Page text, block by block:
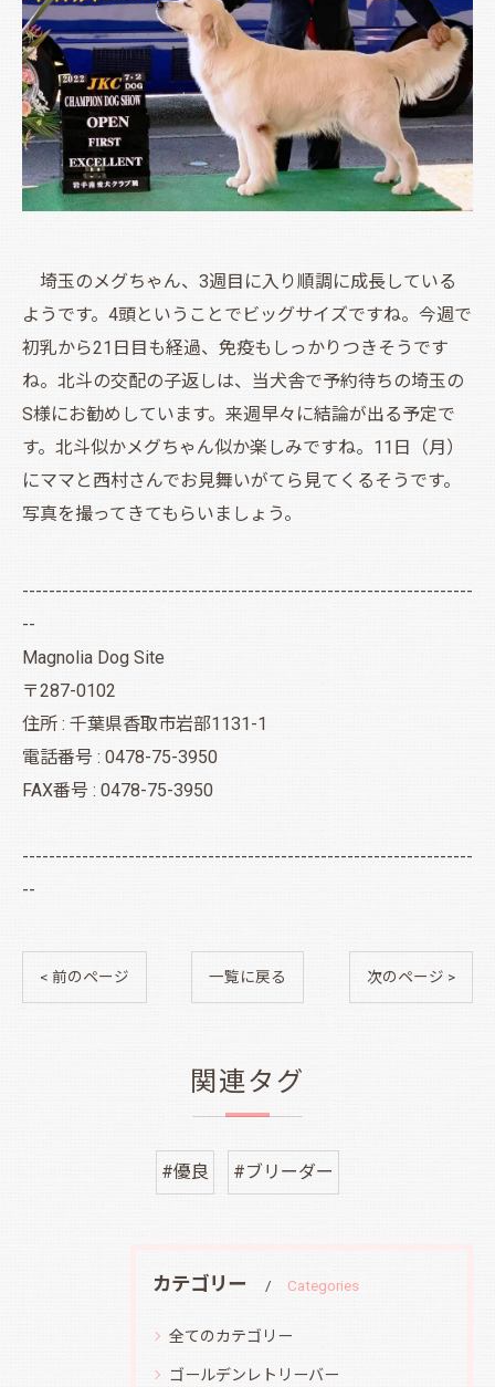
埼玉のメグちゃん、3週目に入り順調に成長している
ようです。4頭ということでビッグサイズですね。今週で
初乳から21日目も経過、免疫もしっかりつきそうです
ね。北斗の交配の子返しは、当犬舎で予約待ちの埼玉の
S様にお勧めしています。来週早々に結論が出る予定で
す。北斗似かメグちゃん似か楽しみですね。11日（月）
にママと西村さんでお見舞いがてら見てくるそうです。
写真を撮ってきてもらいましょう。
--------------------------------------------------------------------
--
Magnolia Dog Site
〒287-0102
住所 : 千葉県香取市岩部1131-1
電話番号 : 0478-75-3950
FAX番号 : 0478-75-3950
--------------------------------------------------------------------
--
< 前のページ 一覧に戻る 次のページ >
関連タグ
#優良 #ブリーダー
カテゴリー Categories
全てのカテゴリー
ゴールデンレトリーバー